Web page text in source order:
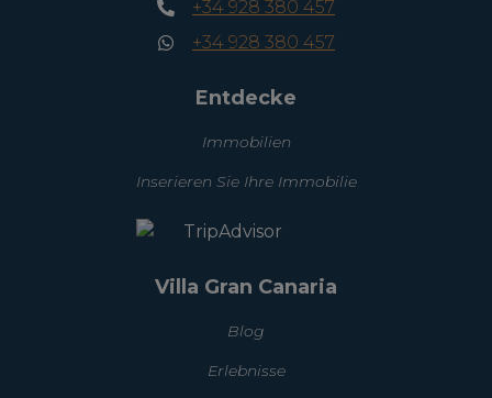
+34 928 380 457
+34 928 380 457
Entdecke
Immobilien
Inserieren Sie Ihre Immobilie
Villa Gran Canaria
Blog
Erlebnisse